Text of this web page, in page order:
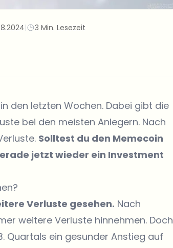
| 3 Min. Lesezeit
den letzten Wochen. Dabei gibt die
bei den meisten Anlegern. Nach
Solltest du den Memecoin
jetzt wieder ein Investment
Verluste gesehen. Nach
weitere Verluste hinnehmen. Doch
Quartals ein gesunder Anstieg auf